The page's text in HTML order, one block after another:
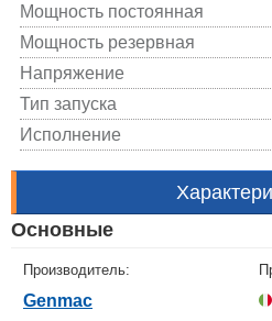
Мощность постоянная
Мощность резервная
Напряжение
Тип запуска
Исполнение
Основные
Производитель:
Genmac